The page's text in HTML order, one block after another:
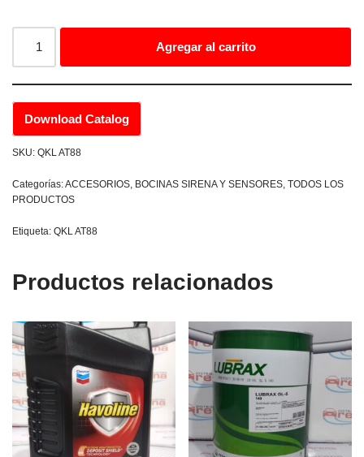
Agregar al carrito
Download Catalog
SKU: QKL AT88
Categorías:ACCESORIOS BOCINAS SIRENA Y SENSORES TODOS LOS
PRODUCTOS
Etiqueta: QKL AT88
Productos relacionados